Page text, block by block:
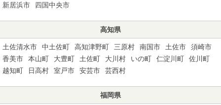
新居浜市 四国中央市
高知県
土佐清水市 中土佐町 高知津野町 三原村 南国市 土佐市
須崎市
香美市
本山町 大豊町 土佐町 大川村 いの町 仁淀川町
佐川町
越知町
日高村 室戸市 安芸市 芸西村
福岡県